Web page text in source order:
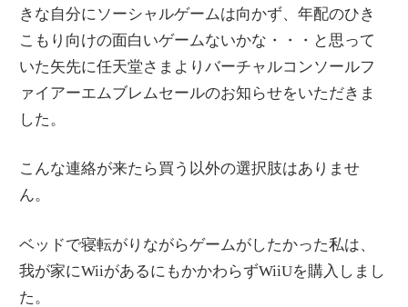
な
い
情
報
を
界
へ
信
きな自分にソーシャルゲームは向かず、年配のひき
こもり向けの面白いゲームないかな・・・と思って
いた矢先に任天堂さまよりバーチャルコンソールフ
ァイアーエムブレムセールのお知らせをいただきま
した。
こんな連絡が来たら買う以外の選択肢はありませ
ん。
ベッドで寝転がりながらゲームがしたかった私は、
我が家にWiiがあるにもかかわらずWiiUを購入しまし
た。